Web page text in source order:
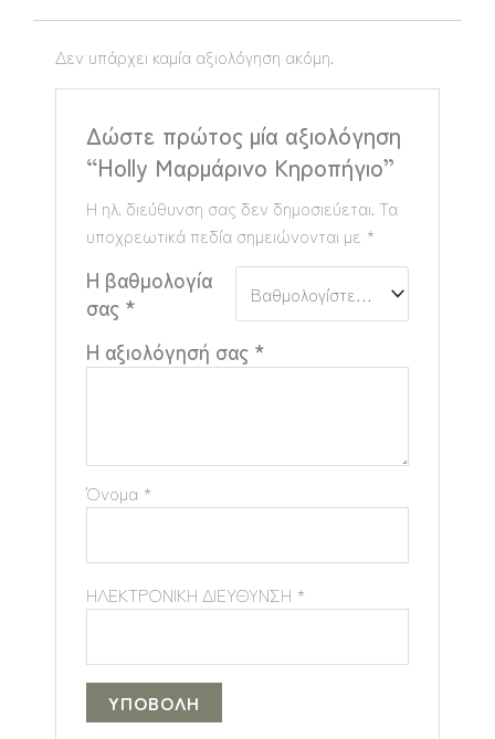
Δεν υπάρχει καμία αξιολόγηση ακόμη.
Δώστε πρώτος μία αξιολόγηση
“Holly Μαρμάρινο Κηροπήγιο”
Η ηλ. διεύθυνση σας δεν δημοσιεύεται. Τα
υποχρεωτικά πεδία σημειώνονται με *
Η βαθμολογία
σας *
Η αξιολόγησή σας *
Όνομα *
ΗΛΕΚΤΡΟΝΙΚΗ ΔΙΕΥΘΥΝΣΗ *